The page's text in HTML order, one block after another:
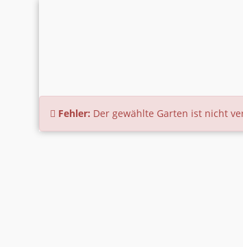
Fehler: Der gewählte Garten ist nicht